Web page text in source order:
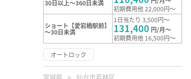
30日以上～360日未満
初期費用他 22,000円～
ショート【愛宕橋駅前】
～30日未満
1日当たり 3,500円～
131,400 円/月～
初期費用他 16,500円～
オートロック
宮城県 仙台市若林区